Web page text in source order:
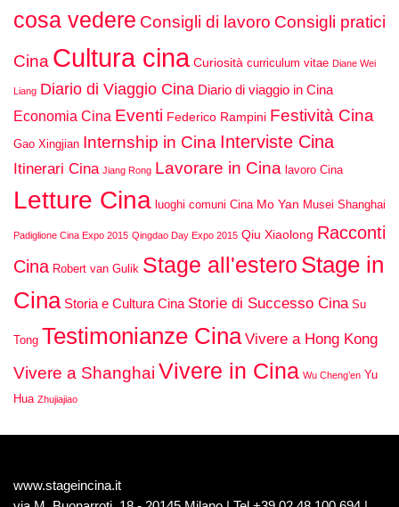
cosa vedere Consigli di lavoro Consigli pratici
Cina Cultura cina Curiosità curriculum vitae Diane Wei
Liang Diario di Viaggio Cina Diario di viaggio in Cina
Economia Cina Eventi Federico Rampini Festività Cina
Gao Xingjian Internship in Cina Interviste Cina
Itinerari Cina Jiang Rong Lavorare in Cina lavoro Cina
Letture Cina luoghi comuni Cina Mo Yan Musei Shanghai
Padiglione Cina Expo 2015 Qingdao Day Expo 2015 Qiu Xiaolong Racconti
Cina Robert van Gulik Stage all'estero Stage in
Cina Storia e Cultura Cina Storie di Successo Cina Su
Tong Testimonianze Cina Vivere a Hong Kong
Vivere a Shanghai Vivere in Cina Wu Cheng’en Yu
Hua Zhujiajiao
www.stageincina.it